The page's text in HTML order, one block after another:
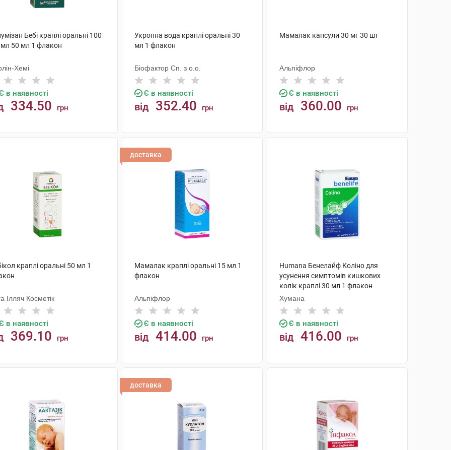
Бебі краплі оральні 100
50 мл 1 флакон
Хемі
в наявності
334.50 грн
Укропна вода краплі оральні 30
мл 1 флакон
Біофактор Сп. з о.о.
Є в наявності
від 352.40 грн
Мамалак капсули 30 мг 30 шт
Альпіфлор
Є в наявності
від 360.00 грн
краплі оральні 50 мл 1
Ілляч Косметік
в наявності
369.10 грн
доставка
Мамалак краплі оральні 15 мл 1
флакон
Альпіфлор
Є в наявності
від 414.00 грн
Humana Бенелайф Коліно для
усунення симптомів кишкових
колік краплі 30 мл 1 флакон
Хумана
Є в наявності
від 416.00 грн
доставка